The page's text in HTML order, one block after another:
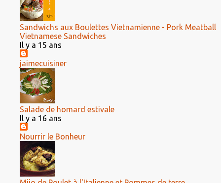
Sandwichs aux Boulettes Vietnamienne - Pork Meatball
Vietnamese Sandwiches
Il y a 15 ans
jaimecuisiner
Salade de homard estivale
Il y a 16 ans
Nourrir le Bonheur